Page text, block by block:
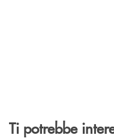
Ti potrebbe